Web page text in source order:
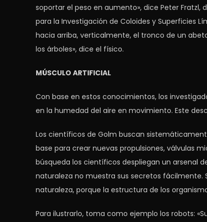
soportar el peso en aumento», dice Peter
para la Investigación de Coloides y Superficies
hacia arriba, verticalmente, el tronco de un
los árboles», dice el físico.
MÚSCULO ARTIFICIAL
Con base en estos conocimientos, los
en la humedad del aire en movimiento. Este
Los científicos de Golm buscan
base para crear nuevas propulsiones, válvulas
búsqueda los científicos despliegan un arsenal
naturaleza no muestra sus secretos fácilmente.
naturaleza, porque la estructura de los
Para ilustrarlo, toma como ejemplo los robots: